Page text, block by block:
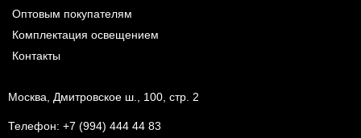
Оптовым покупателям
Комплектация освещением
Контакты
Москва, Дмитровское ш., 100, стр. 2
Телефон: +7 (994) 444 44 83